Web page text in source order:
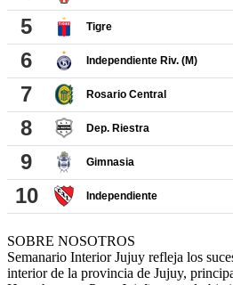
SOBRE NOSOTROS
Semanario Interior Jujuy refleja los
interior de la provincia de Jujuy,